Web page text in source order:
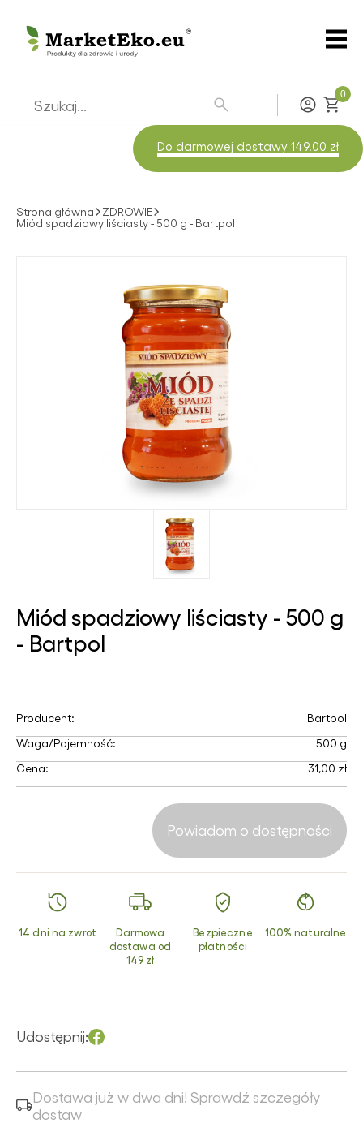
Zaloguj
0
Do darmowej dostawy 149.00 zł
Strona główna
ZDROWIE
Miód spadziowy liściasty - 500 g - Bartpol
Miód spadziowy liściasty - 500 g
- Bartpol
Producent:
Bartpol
Waga/Pojemność:
500 g
Cena:
31,00 zł
Powiadom o dostępności
14 dni na zwrot
Darmowa
dostawa od
149 zł
Bezpieczne
płatności
100% naturalne
Udostępnij:
Dostawa już w dwa dni! Sprawdź szczegóły
dostaw